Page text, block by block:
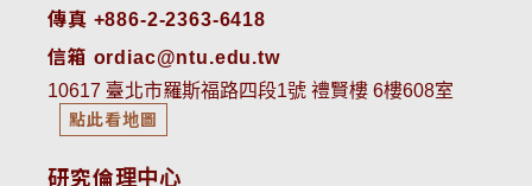
傳真 +886-2-2363-6418
信箱 ordiac@ntu.edu.tw
10617 臺北市羅斯福路四段1號 禮賢樓 6樓608室
點此看地圖
研究倫理中心